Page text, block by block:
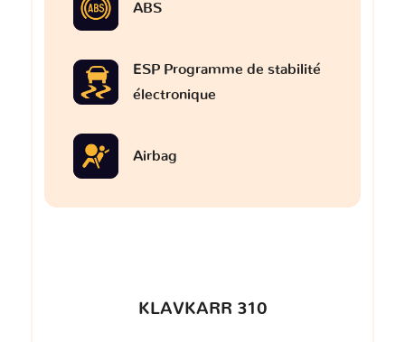
ABS
ESP Programme de stabilité
électronique
Airbag
KLAVKARR 310